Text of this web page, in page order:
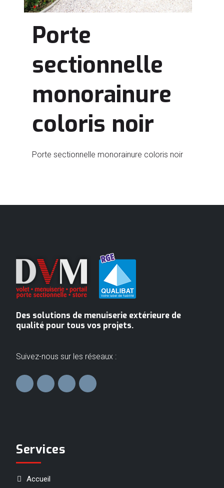
Porte
sectionnelle
monorainure
coloris noir
Porte sectionnelle monorainure coloris noir
Des solutions de menuiserie extérieure de
qualité pour tous vos projets.
Suivez-nous sur les réseaux :
Services
Accueil